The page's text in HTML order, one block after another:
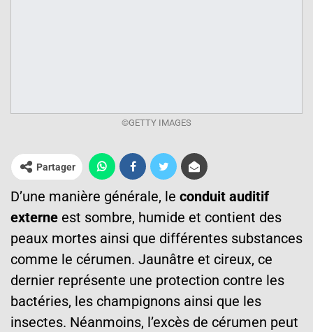
©GETTY IMAGES
Partager
D’une manière générale, le conduit auditif
externe est sombre, humide et contient des
peaux mortes ainsi que différentes substances
comme le cérumen. Jaunâtre et cireux, ce
dernier représente une protection contre les
bactéries, les champignons ainsi que les
insectes. Néanmoins, l’excès de cérumen peut